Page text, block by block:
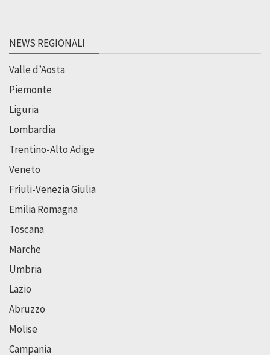
NEWS REGIONALI
Valle d’Aosta
Piemonte
Liguria
Lombardia
Trentino-Alto Adige
Veneto
Friuli-Venezia Giulia
Emilia Romagna
Toscana
Marche
Umbria
Lazio
Abruzzo
Molise
Campania